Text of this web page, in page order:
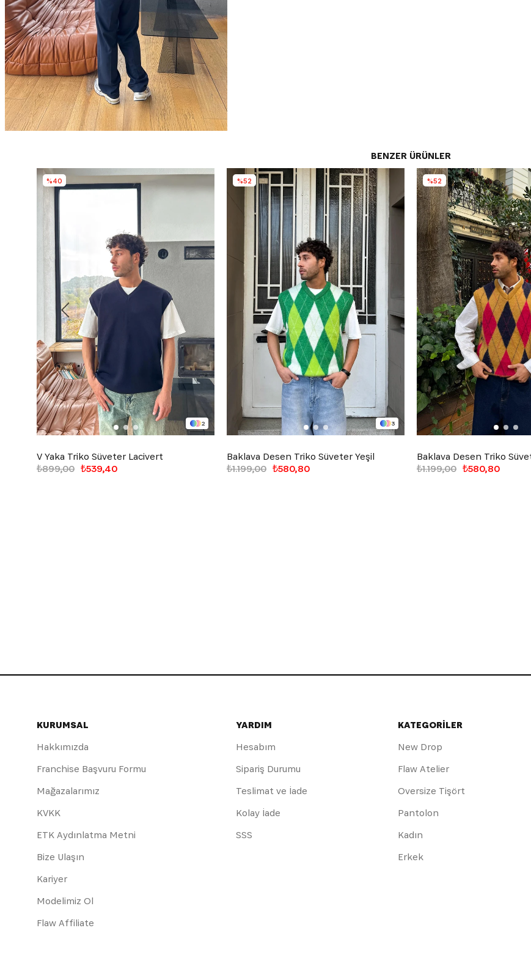
BENZER ÜRÜNLER
2
V Yaka Triko Süveter Lacivert
₺539,40
₺899,00
%40
3
Baklava Desen Triko Süveter Yeşil
₺580,80
₺1.199,00
%52
Baklava Desen Triko
₺580,80
₺1.199,00
%52
KURUMSAL
Hakkımızda
Franchise Başvuru Formu
Mağazalarımız
KVKK
ETK Aydınlatma Metni
Bize Ulaşın
Kariyer
Modelimiz Ol
Flaw Affiliate
YARDIM
Hesabım
Sipariş Durumu
Teslimat ve İade
Kolay İade
SSS
KATEGORİLER
New Drop
Flaw Atelier
Oversize Tişört
Pantolon
Kadın
Erkek